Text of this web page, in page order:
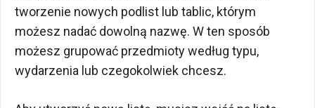
tworzenie nowych podlist lub tablic, którym
możesz nadać dowolną nazwę. W ten sposób
możesz grupować przedmioty według typu,
wydarzenia lub czegokolwiek chcesz.